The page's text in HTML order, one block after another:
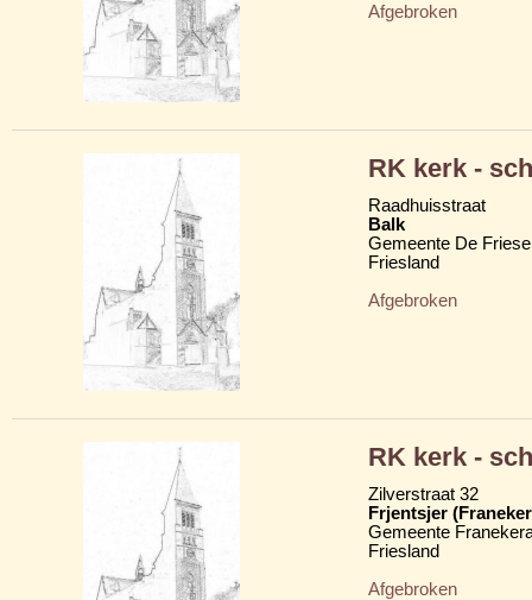
Afgebroken
RK kerk -
Raadhuisstraat
Balk
Gemeente De
Friesland
Afgebroken
RK kerk -
Zilverstraat 32
Frjentsjer
Gemeente
Friesland
Afgebroken